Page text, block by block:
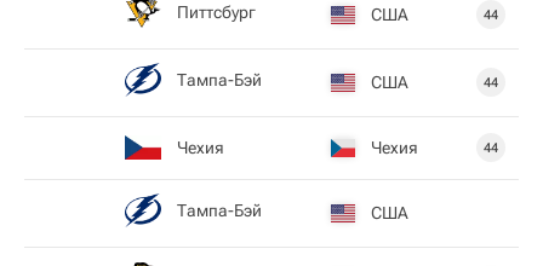
Питтсбург США 44
Тампа-Бэй США 44
Чехия Чехия 44
Тампа-Бэй США